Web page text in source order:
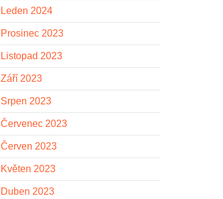
Leden 2024
Prosinec 2023
Listopad 2023
Září 2023
Srpen 2023
Červenec 2023
Červen 2023
Květen 2023
Duben 2023